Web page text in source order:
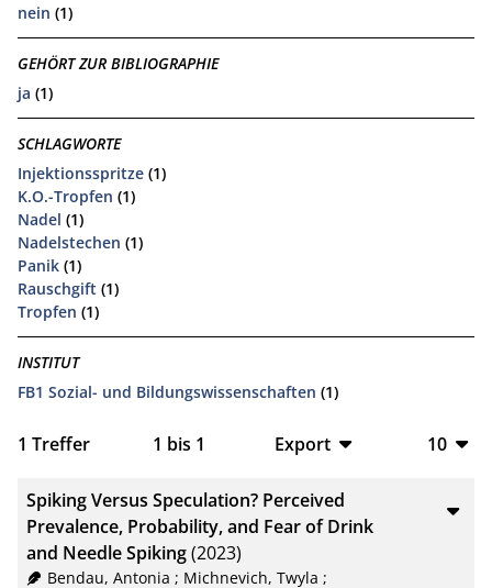
nein (1)
GEHÖRT ZUR BIBLIOGRAPHIE
ja (1)
SCHLAGWORTE
Injektionsspritze (1)
K.O.-Tropfen (1)
Nadel (1)
Nadelstechen (1)
Panik (1)
Rauschgift (1)
Tropfen (1)
INSTITUT
FB1 Sozial- und Bildungswissenschaften (1)
1 Treffer 1 bis 1
Export
CSV
RIS
10
20
Spiking Versus Speculation? Perceived
Prevalence, Probability, and Fear of Drink
and Needle Spiking(2023)
Bendau, Antonia ; Michnevich, Twyla ;